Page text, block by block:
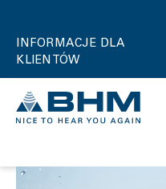
INFORMACJE DLA
KLIENTÓW